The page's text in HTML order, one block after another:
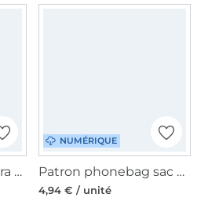
Patron sac pdf Elektra Sew Simple, allemand
NUMÉRIQUE
Patron phonebag sac pdf Unikat Billie, en allemand
4,94 € / unité